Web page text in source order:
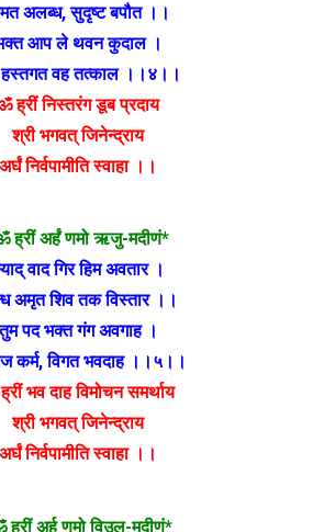
अलब्ध, सुदृष्ट बपौत ।।
आप ले थवन कुदाल ।
वह तत्काल ।।४।।
ह्रीं निस्तरंग डूब प्रदाय
श्री भगवत् जिनेन्द्राय
अर्घं निर्वपामीति स्वाहा ।।
ह्रीं अर्हं णमो ऋजु-मदीणं*
वाद गिर हिम अवतार ।
अमृत शिव तक विस्तार ।।
पद भक्त गंग अवगाह ।
कर्म, विगत भवदाह ।।५।।
भव दाह विमोचन समर्थाय
श्री भगवत् जिनेन्द्राय
अर्घं निर्वपामीति स्वाहा ।।
अर्ह णमो विउल-मदीणं*